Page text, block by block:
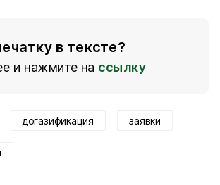
в тексте?
и нажмите на ссылку
догазификация заявки